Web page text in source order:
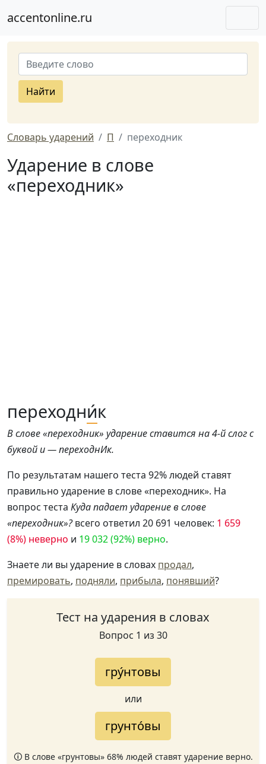
accentonline.ru
Найти
Словарь ударений П переходник
Ударение в слове
«переходник»
переходни́к
В слове «переходник» ударение ставится на 4-й слог с
буквой и — переходнИк.
По результатам нашего теста 92% людей ставят
правильно ударение в слове «переходник». На
вопрос теста Куда падает ударение в слове
«переходник»?всего ответил 20 691 человек: 1 659
(8%) неверно и 19 032 (92%) верно.
Знаете ли вы ударение в словах продал,
премировать, подняли, прибыла, понявший?
Тест на ударения в словах
Вопрос 1 из 30
гру́нтовы
или
грунто́вы
🛈 В слове «грунтовы» 68% людей ставят ударение верно.